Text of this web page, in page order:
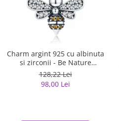
Charm argint 925 cu albinuta
si zirconii - Be Nature
PST0143
128,22 Lei
98,00 Lei